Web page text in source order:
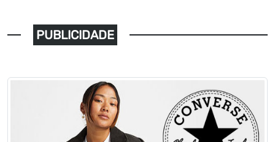
PUBLICIDADE